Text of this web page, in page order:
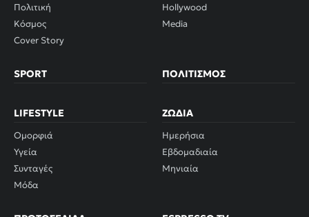
Πολιτική
Κόσμος
Cover Story
Hollywood
Media
SPORT ΠΟΛΙΤΙΣΜΌΣ
LIFESTYLE
Ομορφιά
Υγεία
Συνταγές
Μόδα
ΖΏΔΙΑ
Ημερήσια
Εβδομαδιαία
Μηνιαία